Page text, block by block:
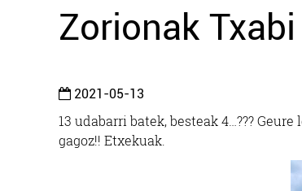
Zorionak
2021-05-13
13 udabarri batek, besteak 4…???
gagoz!! Etxekuak.